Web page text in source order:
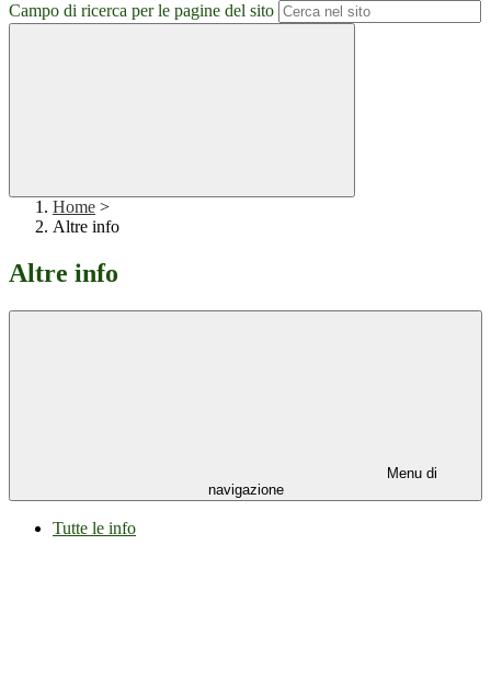
Campo di ricerca per le pagine del sito
Home >
Altre info
Altre info
Menu di
navigazione
Tutte le info